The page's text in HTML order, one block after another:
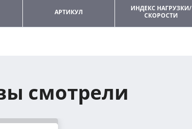
АРТИКУЛ
ИНДЕКС НАГРУЗКИ/
СКОРОСТИ
смотрели